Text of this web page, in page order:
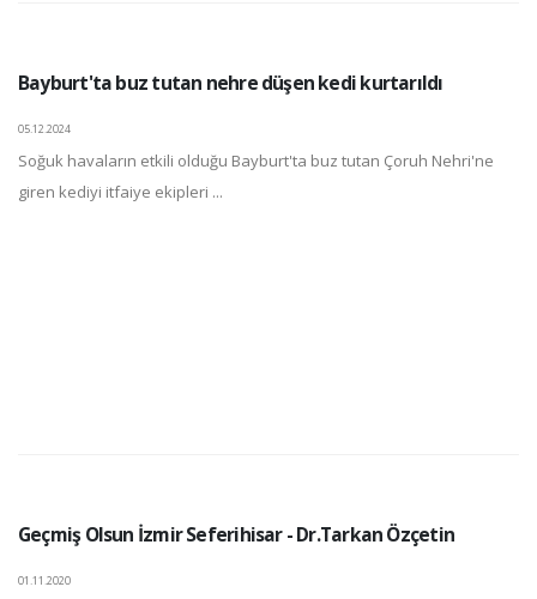
Bayburt'ta buz tutan nehre düşen kedi kurtarıldı
05.12.2024
Soğuk havaların etkili olduğu Bayburt'ta buz tutan Çoruh Nehri'ne
giren kediyi itfaiye ekipleri ...
Geçmiş Olsun İzmir Seferihisar - Dr.Tarkan Özçetin
01.11.2020